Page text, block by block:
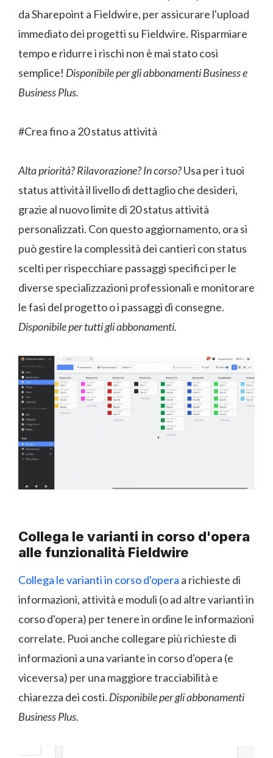
da Sharepoint a Fieldwire, per assicurare l'upload
immediato dei progetti su Fieldwire. Risparmiare
tempo e ridurre i rischi non è mai stato così
semplice! Disponibile per gli abbonamenti Business e
Business Plus.
#Crea fino a 20 status attività
Alta priorità? Rilavorazione? In corso?Usa per i tuoi
status attività il livello di dettaglio che desideri,
grazie al nuovo limite di 20 status attività
personalizzati. Con questo aggiornamento, ora si
può gestire la complessità dei cantieri con status
scelti per rispecchiare passaggi specifici per le
diverse specializzazioni professionali e monitorare
le fasi del progetto o i passaggi di consegne.
Disponibile per tutti gli abbonamenti.
Collega le varianti in corso d'opera
alle funzionalità Fieldwire
Collega le varianti in corso d'opera a richieste di
informazioni, attività e moduli (o ad altre varianti in
corso d'opera) per tenere in ordine le informazioni
correlate. Puoi anche collegare più richieste di
informazioni a una variante in corso d'opera (e
viceversa) per una maggiore tracciabilità e
chiarezza dei costi. Disponibile per gli abbonamenti
Business Plus.